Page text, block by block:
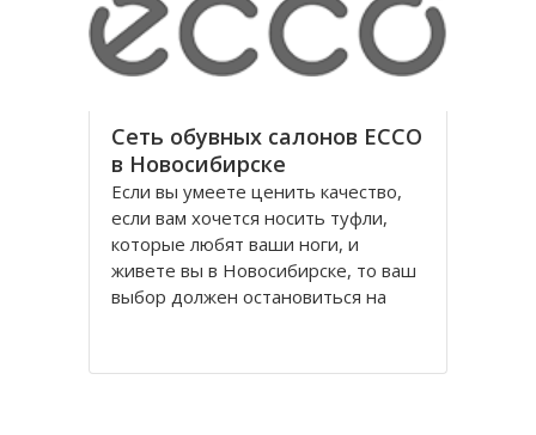
Сеть обувных салонов ECCO
в Новосибирске
Если вы умеете ценить качество,
если вам хочется носить туфли,
которые любят ваши ноги, и
живете вы в Новосибирске, то ваш
выбор должен остановиться на
Двора. Уже достаточно давно